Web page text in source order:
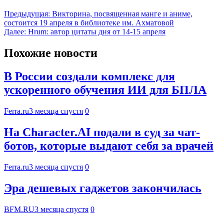
Предыдущая: Викторина, посвященная манге и аниме,
состоится 19 апреля в библиотеке им. Ахматовой
Далее: Hrum: автор цитаты дня от 14-15 апреля
Похожие новости
В России создали комплекс для
ускоренного обучения ИИ для БПЛА
Ferra.ru3 месяца спустя 0
На Character.AI подали в суд за чат-
ботов, которые выдают себя за врачей
Ferra.ru3 месяца спустя 0
Эра дешевых гаджетов закончилась
BFM.RU3 месяца спустя 0